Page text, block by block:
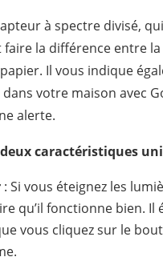
à spectre divisé,
la différence entre
Il vous indique
votre maison avec
alerte.
caractéristiques
: Si vous éteignez les
qu’il fonctionne bien.
vous cliquez sur le